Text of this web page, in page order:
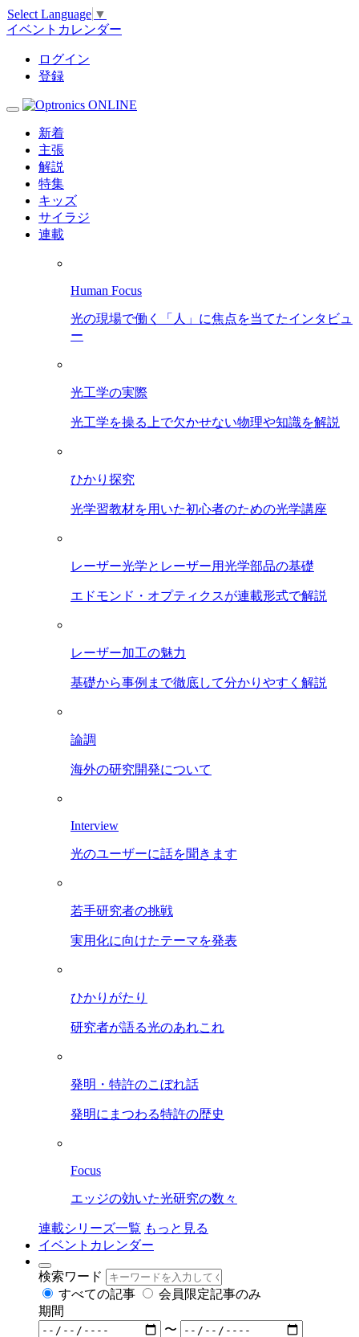
Select Language ▼
イベントカレンダー
ログイン
登録
新着
主張
解説
特集
キッズ
サイラジ
連載
Human Focus
光の現場で働く「人」に焦点を当てたインタビュ
ー
光工学の実際
光工学を操る上で欠かせない物理や知識を解説
ひかり探究
光学習教材を用いた初心者のための光学講座
レーザー光学とレーザー用光学部品の基礎
エドモンド・オプティクスが連載形式で解説
レーザー加工の魅力
基礎から事例まで徹底して分かりやすく解説
論調
海外の研究開発について
Interview
光のユーザーに話を聞きます
若手研究者の挑戦
実用化に向けたテーマを発表
ひかりがたり
研究者が語る光のあれこれ
発明・特許のこぼれ話
発明にまつわる特許の歴史
Focus
エッジの効いた光研究の数々
連載シリーズ一覧 もっと見る
イベントカレンダー
検索ワード
すべての記事
会員限定記事のみ
期間
〜